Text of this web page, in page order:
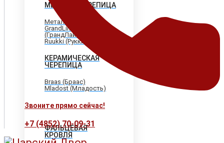
МЕТАЛЛОЧЕРЕПИЦА
МеталлПрофиль
GrandLine
(ГрандЛайн)
Ruukki (Рукки)
КЕРАМИЧЕСКАЯ
ЧЕРЕПИЦА
Braas (Браас)
Mladost (Младость)
ФАЛЬЦЕВАЯ
КРОВЛЯ
Звоните прямо сейчас!
+7 (4852) 70-09-31